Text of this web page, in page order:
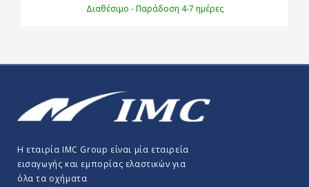
Διαθέσιμο - Παράδοση 4-7 ημέρες
Η εταιρία IMC Group είναι μία εταιρεία
εισαγωγής και εμπορίας ελαστικών για
όλα τα οχήματα